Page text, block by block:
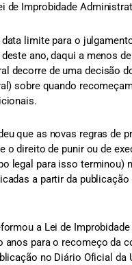
de Improbidade
limite para o
ano, daqui a menos
decorre de uma decisão
sobre quando
que as novas regras de
o direito de punir ou de
legal para isso terminou)
a partir da publicação
a Lei de
anos para o recomeço da
no Diário Oficial da